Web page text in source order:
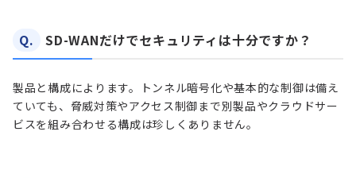
Q. SD-WANだけでセキュリティは十分ですか？
製品と構成によります。トンネル暗号化や基本的な制御は備え
ていても、脅威対策やアクセス制御まで別製品やクラウドサー
ビスを組み合わせる構成は珍しくありません。